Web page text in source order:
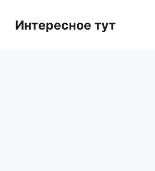
contentИнтересное тут